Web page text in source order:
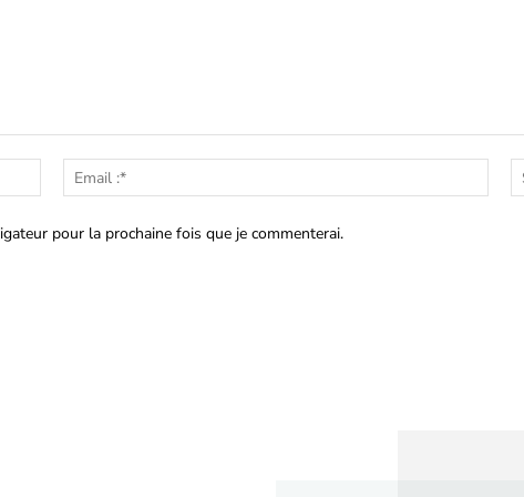
:*
Email
:*
pour la prochaine fois que je commenterai.